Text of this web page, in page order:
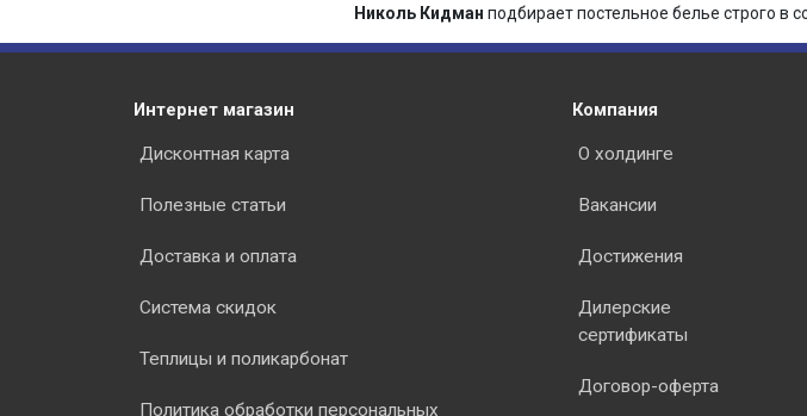
Николь Кидман подбирает постельное белье строго в
Интернет магазин
Дисконтная карта
Полезные статьи
Доставка и оплата
Система скидок
Теплицы и поликарбонат
Политика обработки персональных
Компания
О холдинге
Вакансии
Достижения
Дилерские
сертификаты
Договор-оферта